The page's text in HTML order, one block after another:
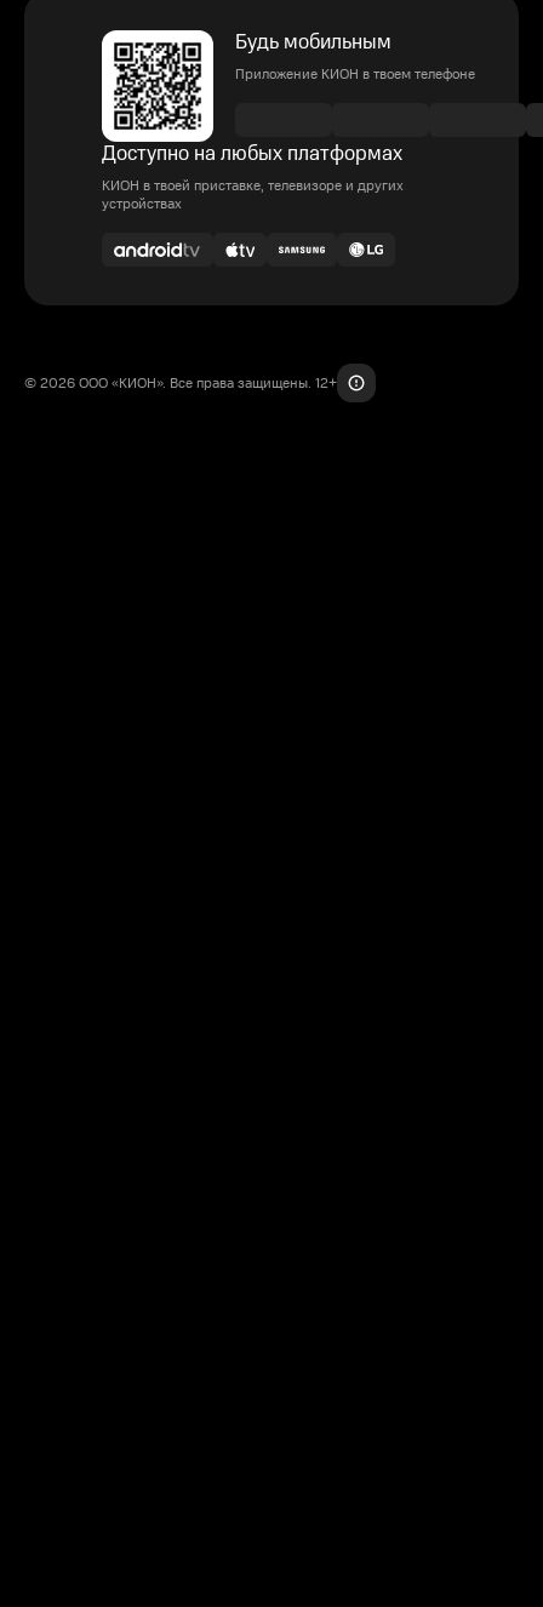
Будь мобильным
Приложение КИОН в твоем телефоне
Доступно на любых платформах
КИОН в твоей приставке, телевизоре и других
устройствах
© 2026 ООО «КИОН». Все права защищены. 12+